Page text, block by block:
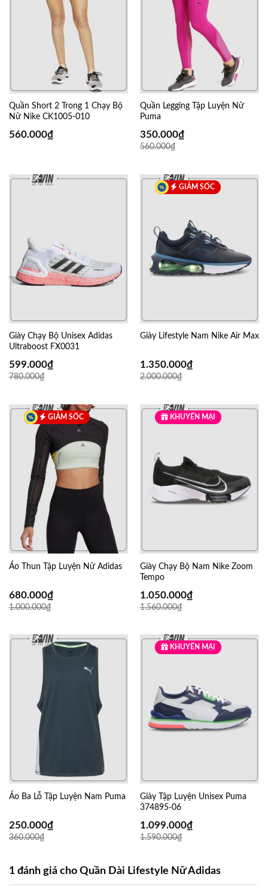
Quần Short 2 Trong 1 Chạy Bộ
Nữ Nike CK1005-010
560.000₫
Quần Legging Tập Luyện Nữ
Puma
560.000₫
350.000₫
Giày Chạy Bộ Unisex Adidas
Ultraboost FX0031
780.000₫
599.000₫
GIẢM SỐC
Giày Lifestyle Nam Nike Air Max
2.000.000₫
1.350.000₫
GIẢM SỐC
Áo Thun Tập Luyện Nữ Adidas
1.000.000₫
680.000₫
KHUYẾN MẠI
Giày Chạy Bộ Nam Nike Zoom
Tempo
1.560.000₫
1.050.000₫
Áo Ba Lỗ Tập Luyện Nam Puma
360.000₫
250.000₫
GIẢM SỐC
KHUYẾN MẠI
Giày Tập Luyện Unisex Puma
374895-06
1.590.000₫
1.099.000₫
1 đánh giá cho Quần Dài Lifestyle Nữ Adidas